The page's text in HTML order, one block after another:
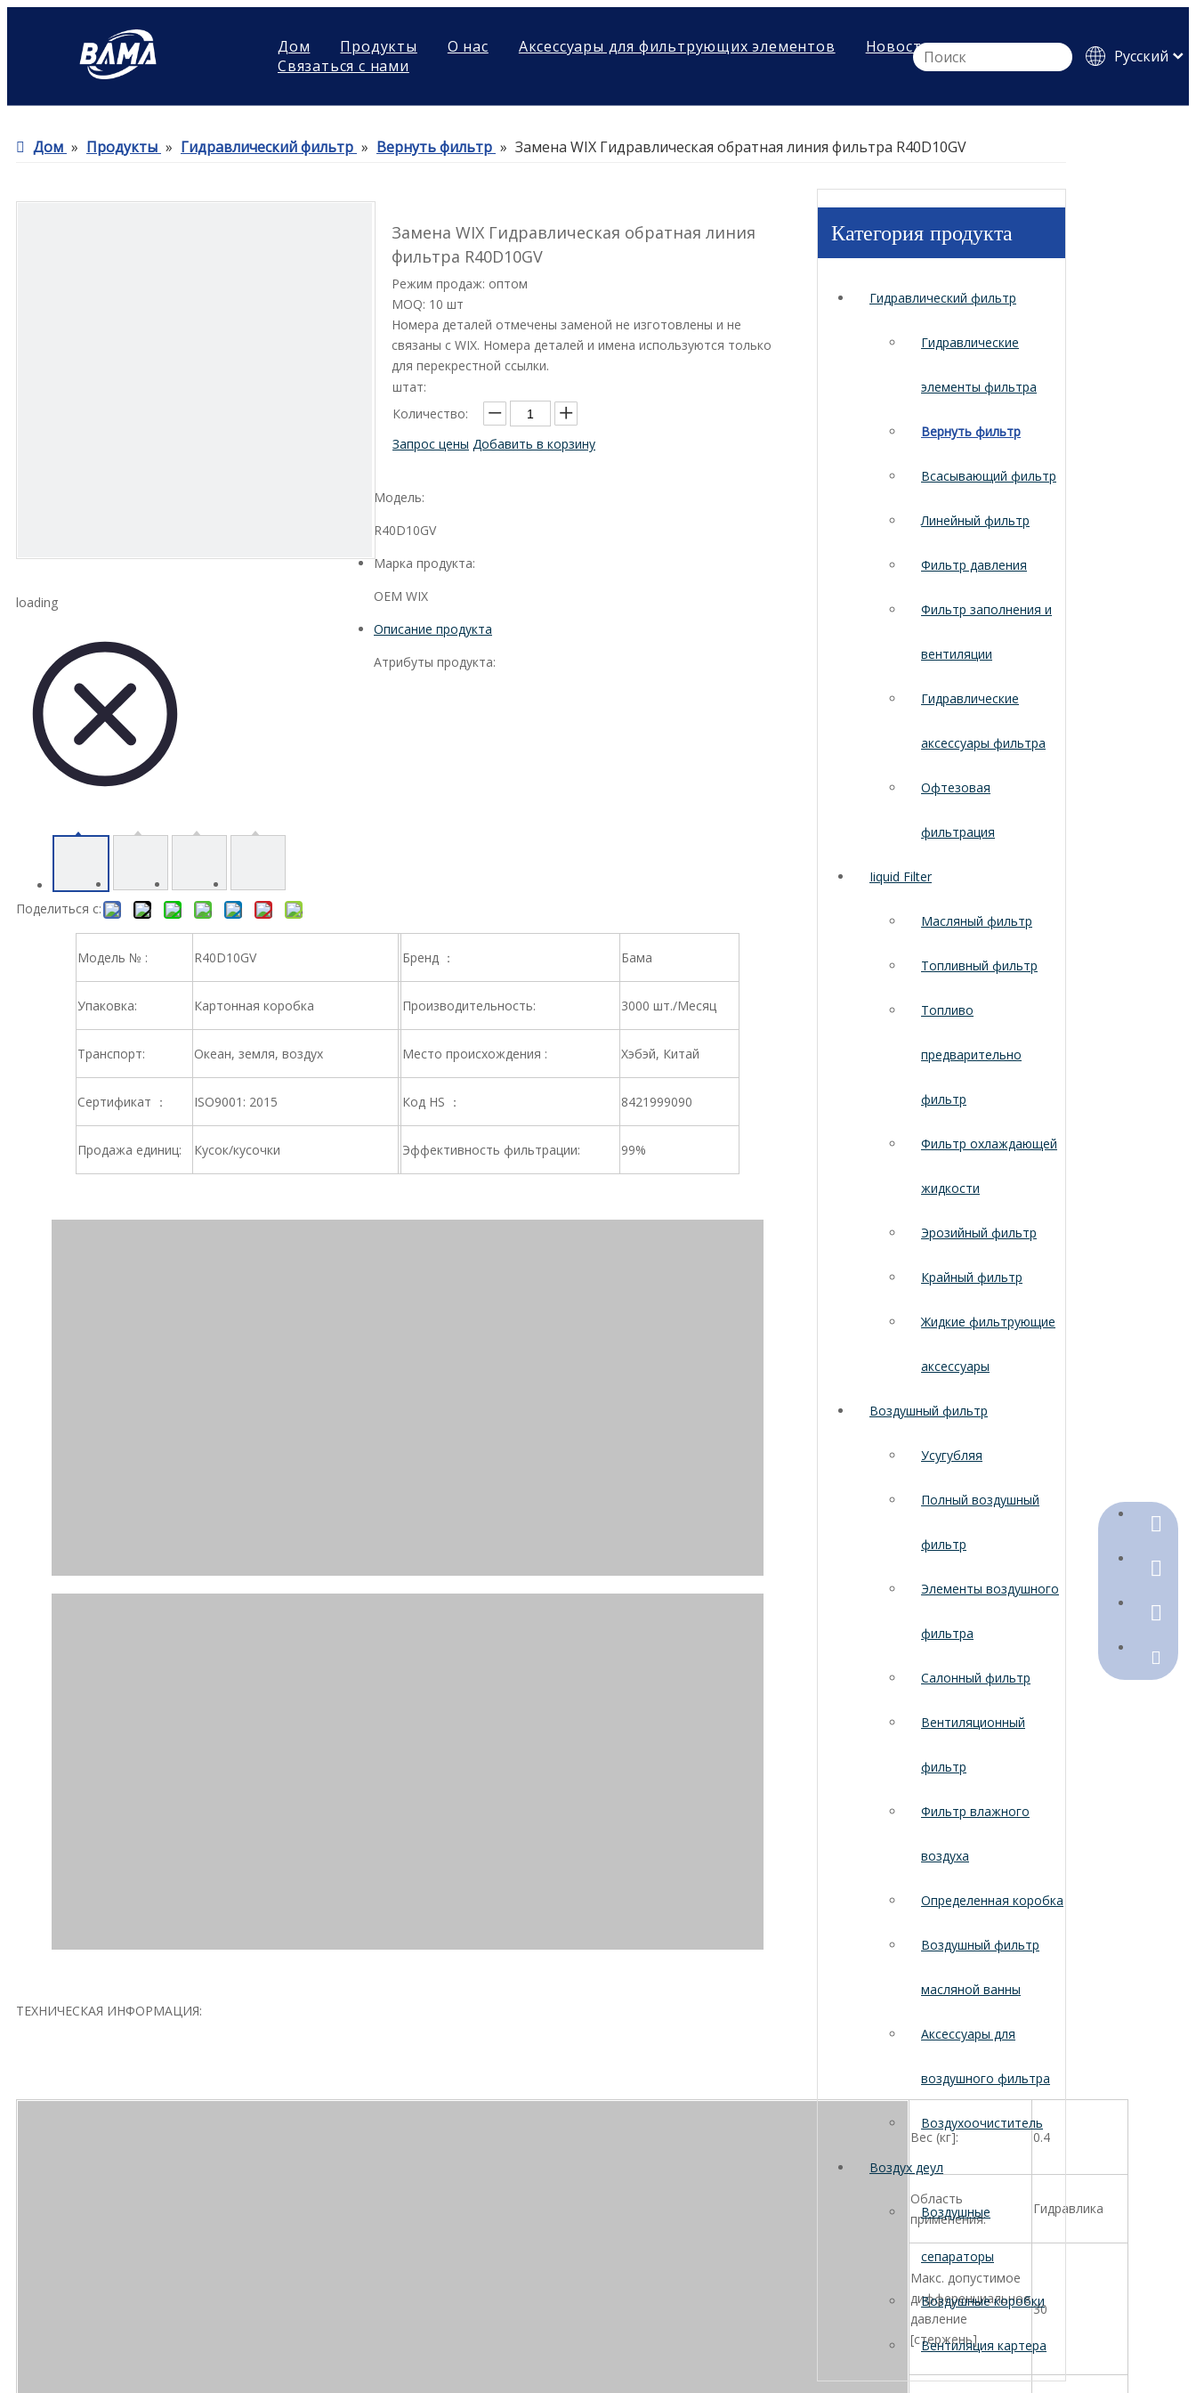
Дом Продукты О нас Аксессуары для фильтрующих элементов
Новости
Связаться с нами
Pусский
Дом » Продукты » Гидравлический фильтр » Вернуть фильтр » Замена WIX Гидравлическая обратная линия фильтра R40D10GV
loading
Поделиться с:
Замена WIX Гидравлическая обратная линия
фильтра R40D10GV
Режим продаж: оптом
MOQ: 10 шт
Номера деталей отмечены заменой не изготовлены и не
связаны с WIX. Номера деталей и имена используются только
для перекрестной ссылки.
штат:
Количество:
Запрос цены Добавить в корзину
Модель:
R40D10GV
Марка продукта:
OEM WIX
Описание продукта
Атрибуты продукта:
Модель № : R40D10GV Бренд ： Бама
Упаковка: Картонная коробка Производительность: 3000 шт./Месяц
Транспорт: Океан, земля, воздух Место происхождения : Хэбэй, Китай
Сертификат ： ISO9001: 2015 Код HS ： 8421999090
Продажа единиц: Кусок/кусочки Эффективность фильтрации: 99%
ТЕХНИЧЕСКАЯ ИНФОРМАЦИЯ:
Вес (кг]: 0.4
Область
применения:
Гидравлика
Макс. допустимое
дифференциальное
давление
[стержень]
30
Категория продукта
Гидравлический фильтр
Гидравлические
элементы фильтра
Вернуть фильтр
Всасывающий фильтр
Линейный фильтр
Фильтр давления
Фильтр заполнения и
вентиляции
Гидравлические
аксессуары фильтра
Офтезовая
фильтрация
Iiquid Filter
Масляный фильтр
Топливный фильтр
Топливо
предварительно
фильтр
Фильтр охлаждающей
жидкости
Эрозийный фильтр
Крайный фильтр
Жидкие фильтрующие
аксессуары
Воздушный фильтр
Усугубляя
Полный воздушный
фильтр
Элементы воздушного
фильтра
Салонный фильтр
Вентиляционный
фильтр
Фильтр влажного
воздуха
Определенная коробка
Воздушный фильтр
масляной ванны
Аксессуары для
воздушного фильтра
Воздухоочиститель
Воздух деул
Воздушные
сепараторы
Воздушные коробки
Вентиляция картера
+86-